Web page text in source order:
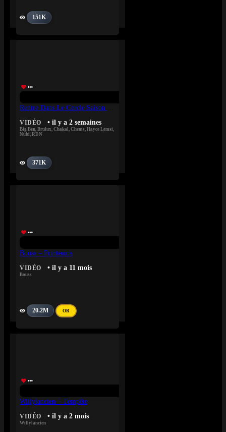
151K
VIDÉO • il y a 2 semaines
Big Ben, Brulux, Chakal , Chems, Hayce Lemsi,
Nubi, RDN
371K
Bouss – Printemps
VIDÉO • il y a 11 mois
Bouss
20.2M OR
Willylancien – Tempête
VIDÉO • il y a 2 mois
Willylancien